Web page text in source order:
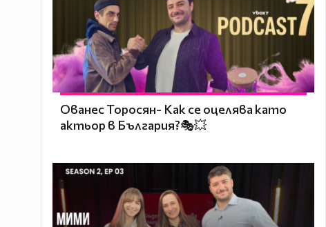
Ованес Торосян- Как се оцелява като
актьор в България?🎭💥